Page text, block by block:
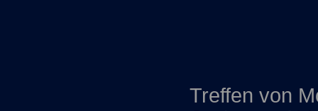
Treffen von